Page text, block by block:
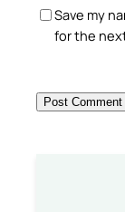
Save my
for the